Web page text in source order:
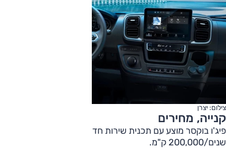
צילום: יצרן
קנייה, מחירים
שנים/200,000 ק"מ.